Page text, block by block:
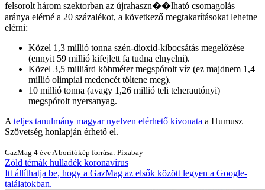
felsorolt három szektorban az újrahaszn��lható csomagolás
aránya elérné a 20 százalékot, a következő megtakarításokat lehetne
elérni:
Közel 1,3 millió tonna szén-dioxid-kibocsátás megelőzése
(ennyit 59 millió kifejlett fa tudna elnyelni).
Közel 3,5 milliárd köbméter megspórolt víz (ez majdnem 1,4
millió olimpiai medencét töltene meg).
10 millió tonna (avagy 1,26 millió teli teherautónyi)
megspórolt nyersanyag.
A teljes tanulmány magyar nyelven elérhető kivonata a Humusz
Szövetség honlapján érhető el.
GazMag 4 éveA borítókép forrása: Pixabay
Zöld témák hulladék koronavírus
Itt állíthatja be, hogy a GazMag az elsők között legyen a Google-
találatokban.